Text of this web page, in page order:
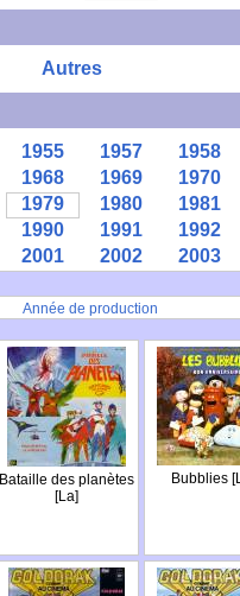
Autres
1955 1957
1958
1968 1969
1970
1979 1980
1981
1990 1991
1992
2001 2002 2003
Année de production
Bataille des planètes
[La]
Bubblies